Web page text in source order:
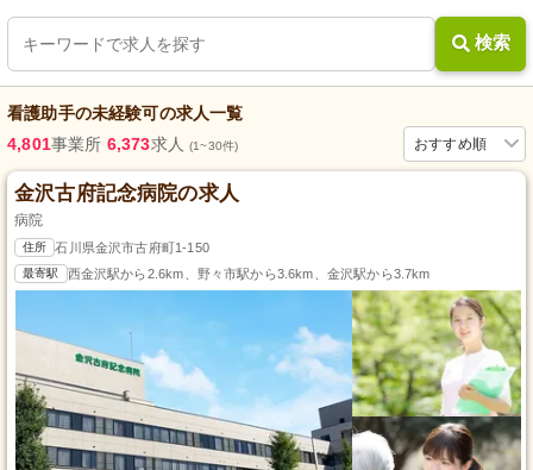
検索
看護助手の未経験可の求人一覧
おすすめ順
4,801事業所 6,373求人(1~30件)
金沢古府記念病院の求人
病院
住所 石川県金沢市古府町1-150
最寄駅 西金沢駅から2.6km、野々市駅から3.6km、金沢駅から3.7km